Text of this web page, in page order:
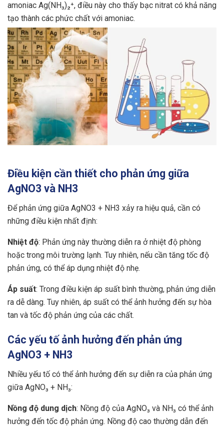
amoniac Ag(NH₃)₂⁺, điều này cho thấy bạc nitrat có khả năng
tạo thành các phức chất với amoniac.
Điều kiện cần thiết cho phản ứng giữa
AgNO3 và NH3
Để phản ứng giữa AgNO3 + NH3 xảy ra hiệu quả, cần có
những điều kiện nhất định:
Nhiệt độ: Phản ứng này thường diễn ra ở nhiệt độ phòng
hoặc trong môi trường lạnh. Tuy nhiên, nếu cần tăng tốc độ
phản ứng, có thể áp dụng nhiệt độ nhẹ.
Áp suất: Trong điều kiện áp suất bình thường, phản ứng diễn
ra dễ dàng. Tuy nhiên, áp suất có thể ảnh hưởng đến sự hòa
tan và tốc độ phản ứng của các chất.
Các yếu tố ảnh hưởng đến phản ứng
AgNO3 + NH3
Nhiều yếu tố có thể ảnh hưởng đến sự diễn ra của phản ứng
giữa AgNO₃ + NH₃:
Nồng độ dung dịch: Nồng độ của AgNO₃ và NH₃ có thể ảnh
hưởng đến tốc độ phản ứng. Nồng độ cao thường dẫn đến